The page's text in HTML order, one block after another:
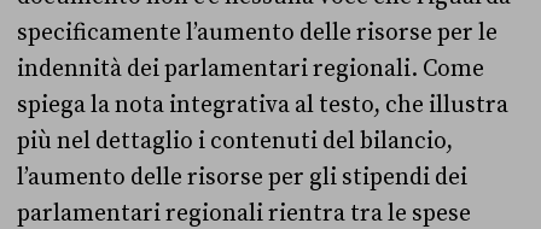
specificamente l’aumento delle risorse per le
indennità dei parlamentari regionali. Come
spiega la nota integrativa al testo, che illustra
più nel dettaglio i contenuti del bilancio,
l’aumento delle risorse per gli stipendi dei
parlamentari regionali rientra tra le spese